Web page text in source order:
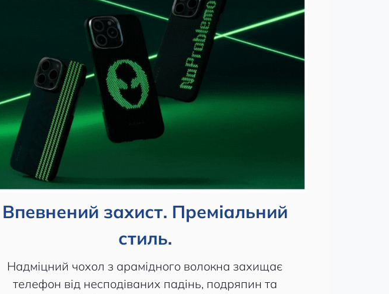
Впевнений захист. Преміальний
стиль.
Надміцний чохол з арамідного волокна захищає
телефон від несподіваних падінь, подряпин та